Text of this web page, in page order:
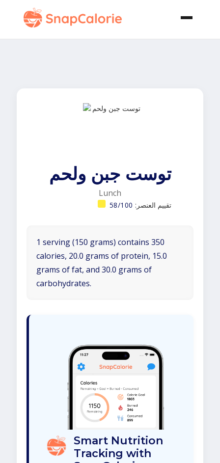
توست جبن ولحم
Lunch
تقييم العنصر: 58/100
1 serving (150 grams) contains 350
calories, 20.0 grams of protein, 15.0
grams of fat, and 30.0 grams of
carbohydrates.
Smart Nutrition
Tracking with